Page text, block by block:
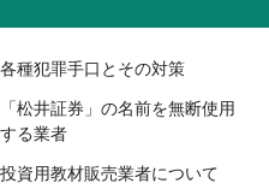
各種犯罪手口とその対策
「松井証券」の名前を無断使用
する業者
投資用教材販売業者について